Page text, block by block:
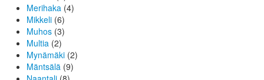
Merihaka (4)
Mikkeli (6)
Muhos (3)
Multia (2)
Mynämäki (2)
Mäntsälä (9)